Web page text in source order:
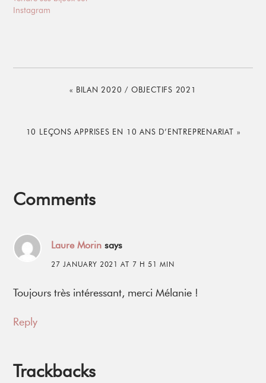
Instagram
PREVIOUS
« BILAN 2020 / OBJECTIFS 2021
NEXT
10 LEÇONS APPRISES EN 10 ANS D’ENTREPRENARIAT »
Reader
Comments
Laure Morin says
27 JANUARY 2021 AT 7 H 51 MIN
Toujours très intéressant, merci Mélanie !
Reply
Trackbacks